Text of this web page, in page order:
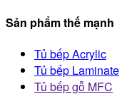
Sản phẩm thế mạnh
Tủ bếp Acrylic
Tủ bếp Laminate
Tủ bếp gỗ MFC